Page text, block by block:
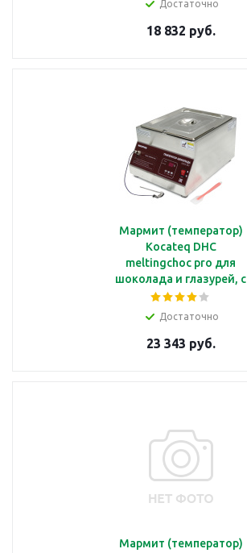
Достаточно
18 832 руб.
Мармит (температор)
Kocateq DHC
meltingchoc pro для
шоколада и глазурей, с
1 ванной GN2/3,
электронный
Достаточно
23 343 руб.
Мармит (температор)